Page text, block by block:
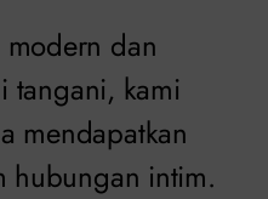
dan
tangani, kami
mendapatkan
hubungan intim.